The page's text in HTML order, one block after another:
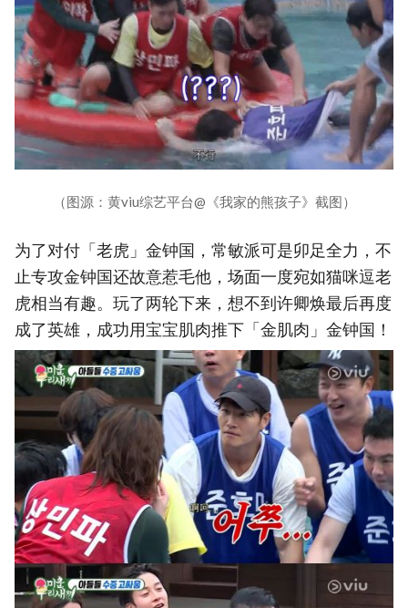
（图源：黄viu综艺平台@《我家的熊孩子》截图）
为了对付「老虎」金钟国，常敏派可是卯足全力，不
止专攻金钟国还故意惹毛他，场面一度宛如猫咪逗老
虎相当有趣。玩了两轮下来，想不到许卿焕最后再度
成了英雄，成功用宝宝肌肉推下「金肌肉」金钟国！